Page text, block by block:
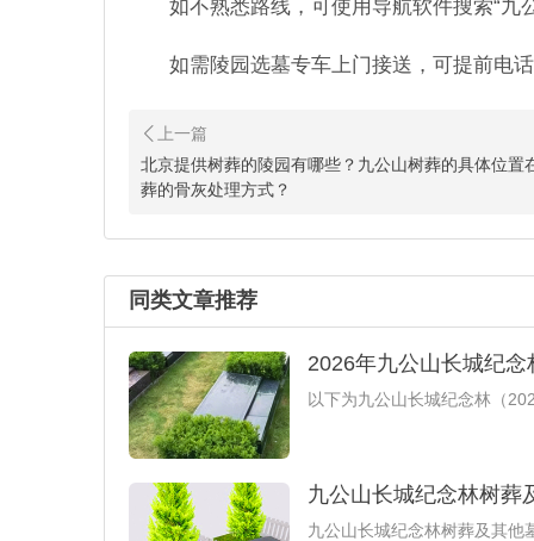
如不熟悉路线，可使用导航软件搜索“九
如需陵园选墓专车上门接送，可提前电
北京提供树葬的陵园有哪些？九公山树葬的具体位置
葬的骨灰处理方式？
同类文章推荐
2026年九公山长城纪
以下为九公山长城纪念林（
九公山长城纪念林树葬
九公山长城纪念林树葬及其他